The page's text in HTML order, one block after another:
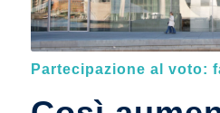
Partecipazione al voto: